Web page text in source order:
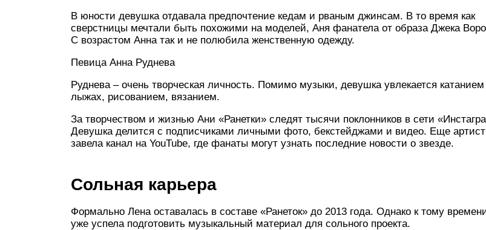
В юности девушка отдавала предпочтение кедам и рваным джинсам. В то время как
сверстницы мечтали быть похожими на моделей, Аня фанатела от образа Джека
С возрастом Анна так и не полюбила женственную одежду.
Певица Анна Руднева
Руднева – очень творческая личность. Помимо музыки, девушка увлекается
лыжах, рисованием, вязанием.
За творчеством и жизнью Ани «Ранетки» следят тысячи поклонников в сети
Девушка делится с подписчиками личными фото, бекстейджами и видео. Еще
завела канал на YouTube, где фанаты могут узнать последние новости о звезде.
Сольная карьера
Формально Лена оставалась в составе «Ранеток» до 2013 года. Однако к тому
уже успела подготовить музыкальный материал для сольного проекта.